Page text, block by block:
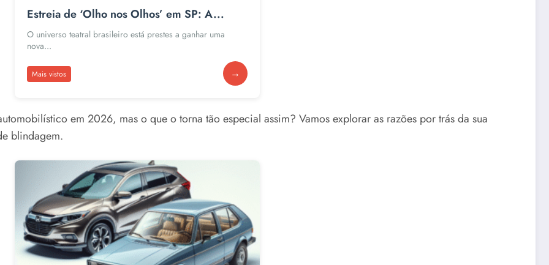
Estreia de ‘Olho nos Olhos’ em SP: A...
O universo teatral brasileiro está prestes a ganhar uma
nova...
Mais vistos →
em 2026, mas o que o torna tão especial assim? Vamos explorar as razões por trás da sua
blindagem.